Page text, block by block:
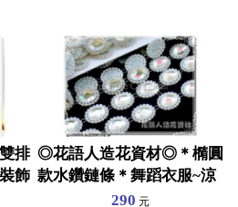
排
飾
◎花語人造花資材◎＊橢圓
款水鑽鏈條＊舞蹈衣服~涼
鞋~髮飾裝飾~皮包
290 元